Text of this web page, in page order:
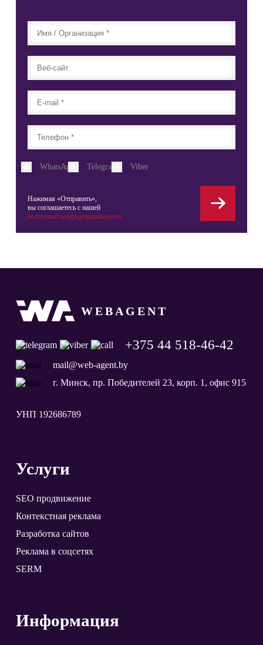
WhatsApp Telegram Viber
Нажимая «Отправить»,
вы соглашаетесь с нашей
политикой конфиденциальности.
WEBAGENT
+375 44 518-46-42
mail@web-agent.by
г. Минск, пр. Победителей 23, корп. 1, офис 915
УНП 192686789
Услуги
SEO продвижение
Контекстная реклама
Разработка сайтов
Реклама в соцсетях
SERM
Информация